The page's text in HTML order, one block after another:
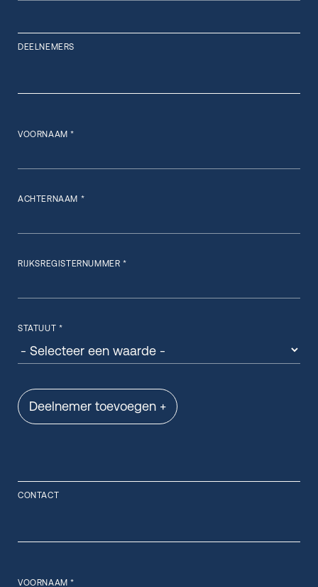
DEELNEMERS
VOORNAAM *
ACHTERNAAM *
RIJKSREGISTERNUMMER *
STATUUT *
Deelnemer toevoegen +
CONTACT
VOORNAAM *